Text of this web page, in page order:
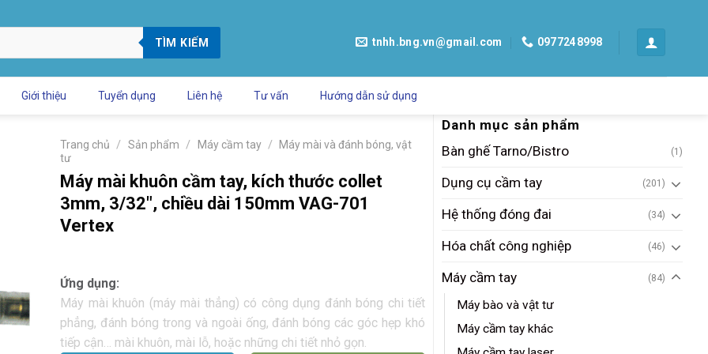
TÌM KIẾM tnhh.bng.vn@gmail.com 0977248998
Giới thiệu Tuyển dụng Liên hệ Tư vấn Hướng dẫn sử dụng
Danh mục sản phẩm
Bàn ghế Tarno/Bistro
(1)
Dụng cụ cầm tay (201)
Hệ thống đóng đai (34)
Hóa chất công nghiệp (46)
Máy cầm tay (84)
Máy bào và vật tư
Máy cầm tay khác
Trang chủ / Sản phẩm / Máy cầm tay /
Máy mài và đánh bóng, vật
tư
Máy mài khuôn cầm tay, kích thước collet
3mm, 3/32″, chiều dài 150mm VAG-701
Vertex
Ứng dụng:
Máy mài khuôn (máy mài thẳng) có công dụng đánh bóng chi tiết
phẳng, đánh bóng trong và ngoài ống, đánh bóng các góc hẹp khó
tiếp cận… mài khuôn, mài lỗ, hoặc những chi tiết nhỏ gọn.